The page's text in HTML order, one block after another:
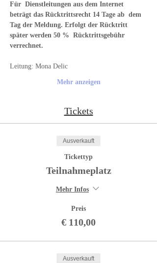
Für  Dienstleitungen aus dem Internet
beträgt das Rücktrittsrecht 14 Tage ab  dem
Tag der Meldung. Erfolgt der Rücktritt
später werden 50 %  Rücktrittsgebühr
verrechnet.
Leitung: Mona Delic
Mehr anzeigen
Tickets
Ausverkauft
Tickettyp
Teilnahmeplatz
Mehr Infos
Preis
€ 110,00
Ausverkauft